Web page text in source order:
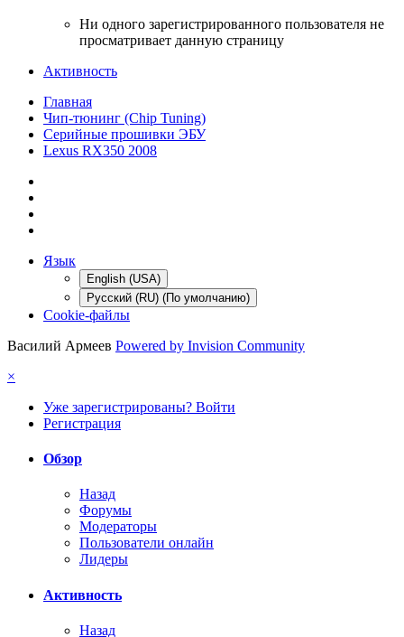
Ни одного зарегистрированного пользователя не
просматривает данную страницу
Активность
Главная
Чип-тюнинг (Chip Tuning)
Серийные прошивки ЭБУ
Lexus RX350 2008
Язык
English (USA)
Русский (RU) (По умолчанию)
Cookie-файлы
Василий Армеев Powered by Invision Community
×
Уже зарегистрированы? Войти
Регистрация
Обзор
Назад
Форумы
Модераторы
Пользователи онлайн
Лидеры
Активность
Назад